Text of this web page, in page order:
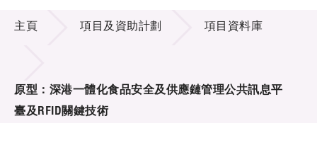
技術商品化
合作計劃
項目及資助計劃
主頁 項目及資助計劃 項目資料庫
原型：深港一體化食品安全及供應鏈管理公共訊息平
臺及RFID關鍵技術